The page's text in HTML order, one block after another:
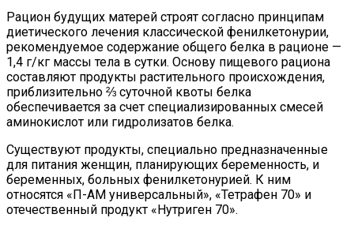
Рацион будущих матерей строят согласно принципам
диетического лечения классической фенилкетонурии,
рекомендуемое содержание общего белка в рационе —
1,4 г/кг массы тела в сутки. Основу пищевого рациона
составляют продукты растительного происхождения,
приблизительно ⅔ суточной квоты белка
обеспечивается за счет специализированных смесей
аминокислот или гидролизатов белка.
Существуют продукты, специально предназначенные
для питания женщин, планирующих беременность, и
беременных, больных фенилкетонурией. К ним
относятся «П-АМ универсальный», «Тетрафен 70» и
отечественный продукт «Нутриген 70».